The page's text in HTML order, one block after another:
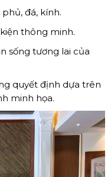
đá, kính.
thông minh.
sống tương lai của
quyết định dựa trên
minh họa.